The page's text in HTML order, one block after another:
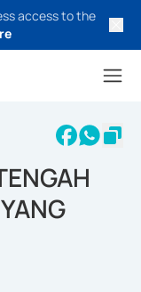
access to the